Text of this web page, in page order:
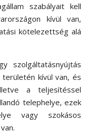
szabályait kell
kívül van,
kötelezettség alá
szolgáltatásnyújtás
kívül van, és
a teljesítéssel
telephelye, ezek
vagy szokásos